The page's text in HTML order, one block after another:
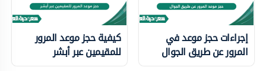
إجراءات حجز موعد في
المرور عن طريق الجوال
كيفية حجز موعد المرور
للمقيمين عبر أبشر